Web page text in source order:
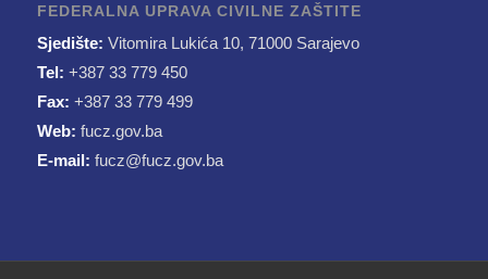
FEDERALNA UPRAVA CIVILNE ZAŠTITE
Sjedište: Vitomira Lukića 10, 71000 Sarajevo
Tel: +387 33 779 450
Fax: +387 33 779 499
Web: fucz.gov.ba
E-mail: fucz@fucz.gov.ba